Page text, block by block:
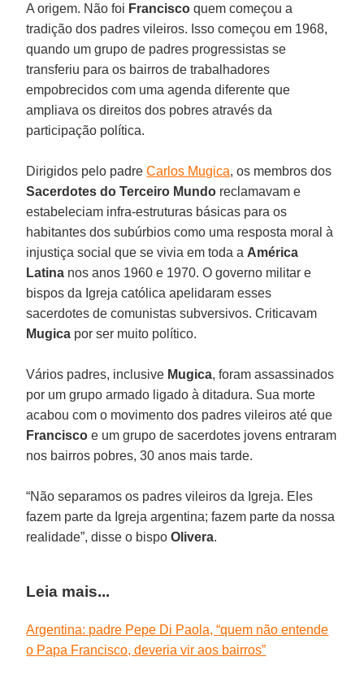
A origem. Não foi Francisco quem começou a
tradição dos padres vileiros. Isso começou em 1968,
quando um grupo de padres progressistas se
transferiu para os bairros de trabalhadores
empobrecidos com uma agenda diferente que
ampliava os direitos dos pobres através da
participação política.
Dirigidos pelo padreCarlos Mugica, os membros dos
Sacerdotes do Terceiro Mundo reclamavam e
estabeleciam infra-estruturas básicas para os
habitantes dos subúrbios como uma resposta moral à
injustiça social que se vivia em toda a América
Latina nos anos 1960 e 1970. O governo militar e
bispos da Igreja católica apelidaram esses
sacerdotes de comunistas subversivos. Criticavam
Mugica por ser muito político.
Vários padres, inclusive Mugica, foram assassinados
por um grupo armado ligado à ditadura. Sua morte
acabou com o movimento dos padres vileiros até que
Francisco e um grupo de sacerdotes jovens entraram
nos bairros pobres, 30 anos mais tarde.
“Não separamos os padres vileiros da Igreja. Eles
fazem parte da Igreja argentina; fazem parte da nossa
realidade”, disse o bispoOlivera.
Leia mais...
Argentina: padre Pepe Di Paola, “quem não entende
o Papa Francisco, deveria vir aos bairros”